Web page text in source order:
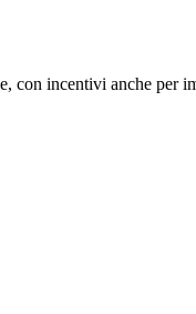
incentivi anche per